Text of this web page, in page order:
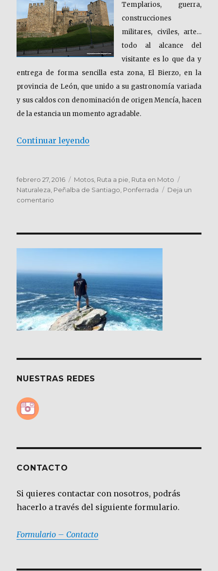
Templarios, guerra,
construcciones
militares, civiles, arte…
todo al alcance del
visitante es lo que da y
entrega de forma sencilla esta zona, El Bierzo, en la
provincia de León, que unido a su gastronomía variada
y sus caldos con denominación de origen Mencía, hacen
de la estancia un momento agradable.
Continuar leyendo
Publicado
el
febrero 27, 2016 Categorías
Motos, Ruta a pie, Ruta en Moto
Naturaleza, Peñalba de Santiago, Ponferrada
Deja un
comentario
Santiago,
y
Astorga
NUESTRAS REDES
CONTACTO
Si quieres contactar con nosotros, podrás
hacerlo a través del siguiente formulario.
Formulario – Contacto